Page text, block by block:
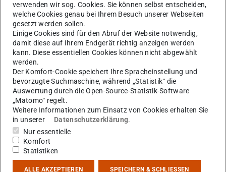
AG Nörtershäuser
Kontakt
verwenden wir sog. Cookies. Sie können selbst entscheiden,
welche Cookies genau bei Ihrem Besuch unserer Webseiten
gesetzt werden sollen.
Einige Cookies sind für den Abruf der Website notwendig,
damit diese auf Ihrem Endgerät richtig anzeigen werden
kann. Diese essentiellen Cookies können nicht abgewählt
werden.
Der Komfort-Cookie speichert Ihre Spracheinstellung und
bevorzugte Suchmaschine, während „Statistik“ die
Auswertung durch die Open-Source-Statistik-Software
„Matomo“ regelt.
Weitere Informationen zum Einsatz von Cookies erhalten Sie
in unserer
Datenschutzerklärung.
Nur essentielle
Komfort
Statistiken
ALLE AKZEPTIEREN SPEICHERN & SCHLIESSEN